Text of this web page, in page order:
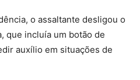
o assaltante desligou o
que incluía um botão de
auxílio em situações de